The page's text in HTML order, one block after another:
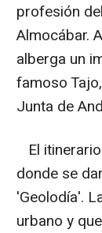
profesión
Almocábar.
alberga un
famoso
Junta de
El
donde se
'Geolodía'.
urbano y